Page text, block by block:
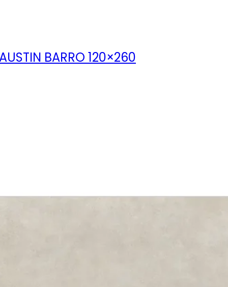
BARRO 120×260